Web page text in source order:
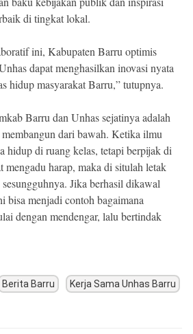
di tingkat lokal.
ini, Kabupaten Barru optimis
dapat menghasilkan inovasi nyata
hidup masyarakat Barru,” tutupnya.
Barru dan Unhas sejatinya adalah
dari bawah. Ketika ilmu
hidup di ruang kelas, tetapi berpijak di
mengadu harap, maka di situlah letak
Jika berhasil dikawal
bisa menjadi contoh bagaimana
dengan mendengar, lalu bertindak
Berita Barru Kerja Sama Unhas Barru